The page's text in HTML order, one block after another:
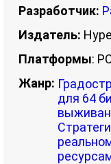
Разработчик:
Издатель:
Платформы:
Жанр:
для 64